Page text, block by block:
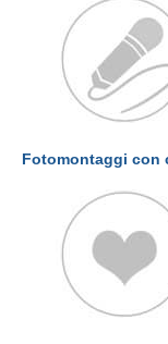
Fotomontaggi con